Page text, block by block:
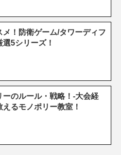
メ！防衛ゲーム/タワーディフ
選5シリーズ！
ーのルール・戦略！-大会経
えるモノポリー教室！